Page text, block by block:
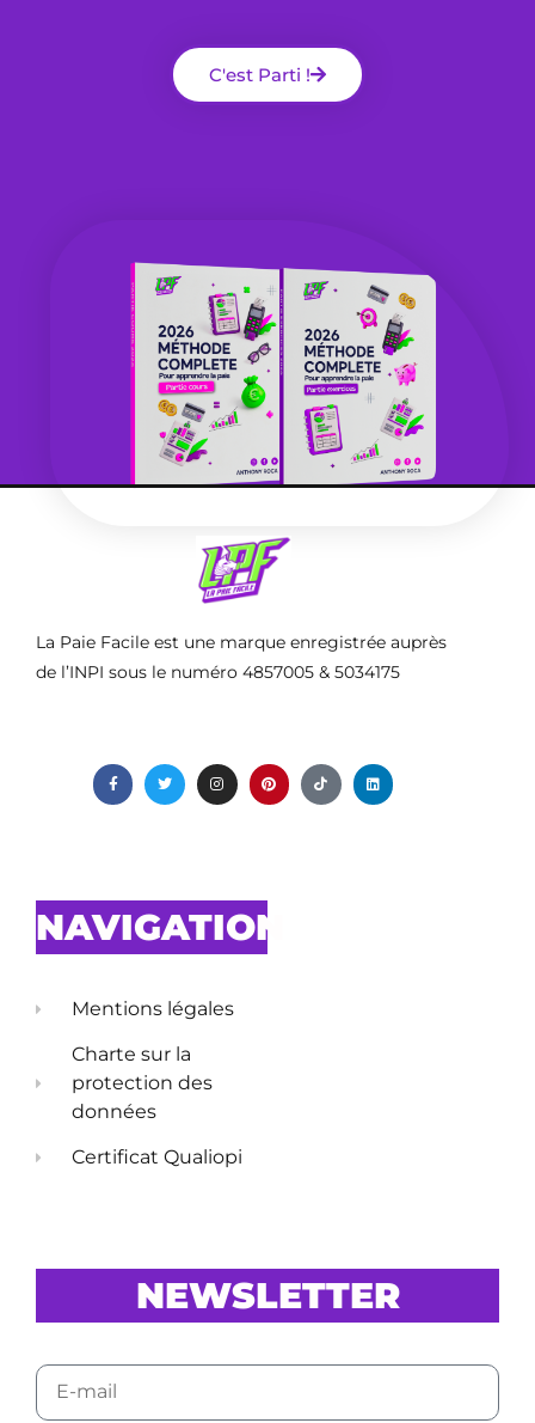
C'est Parti !
La Paie Facile est une marque enregistrée auprès
de l’INPI sous le numéro 4857005 & 5034175
NAVIGATION
Mentions légales
Charte sur la
protection des
données
Certificat Qualiopi
NEWSLETTER